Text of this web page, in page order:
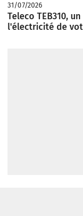
31/07/2026
Teleco TEB310,
l'électricité de